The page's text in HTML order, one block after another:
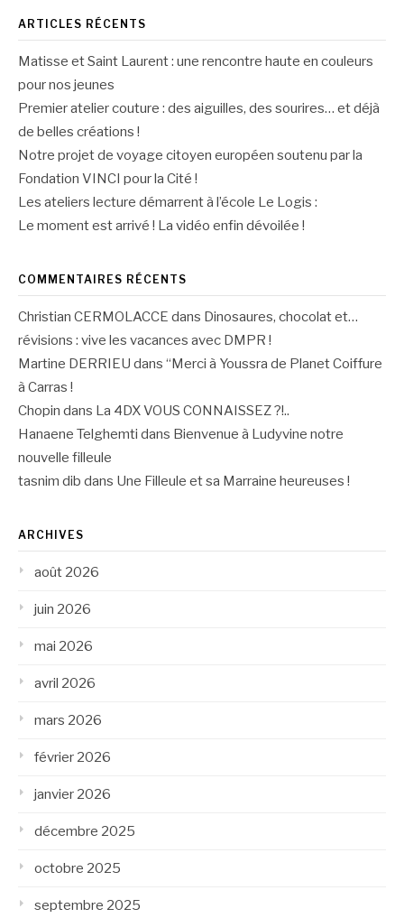
ARTICLES RÉCENTS
Matisse et Saint Laurent : une rencontre haute en couleurs
pour nos jeunes
Premier atelier couture : des aiguilles, des sourires… et déjà
de belles créations !
Notre projet de voyage citoyen européen soutenu par la
Fondation VINCI pour la Cité !
Les ateliers lecture démarrent à l’école Le Logis :
Le moment est arrivé ! La vidéo enfin dévoilée !
COMMENTAIRES RÉCENTS
Christian CERMOLACCE dans Dinosaures, chocolat et…
révisions : vive les vacances avec DMPR !
Martine DERRIEU dans “Merci à Youssra de Planet Coiffure
à Carras !
Chopin dans La 4DX VOUS CONNAISSEZ ?!..
Hanaene Telghemti dans Bienvenue à Ludyvine notre
nouvelle filleule
tasnim dib dans Une Filleule et sa Marraine heureuses !
ARCHIVES
août 2026
juin 2026
mai 2026
avril 2026
mars 2026
février 2026
janvier 2026
décembre 2025
octobre 2025
septembre 2025